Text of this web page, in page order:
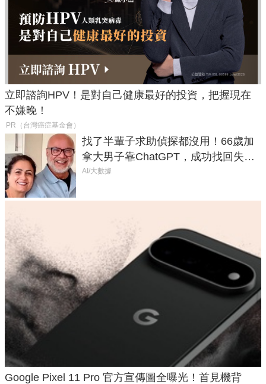
立即諮詢HPV！是對自己健康最好的投資，把握現在
不嫌晚！
PR（台灣癌症基金會）
找了半輩子求助偵探都沒用！66歲加
拿大男子靠ChatGPT，成功找回失散
50年家人
AI/大數據
Google Pixel 11 Pro 官方宣傳圖全曝光！首見機背